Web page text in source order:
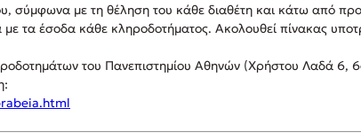
σύμφωνα με τη θέληση του κάθε διαθέτη και κάτω από
τα έσοδα κάθε κληροδοτήματος. Ακολουθεί πίνακας
του Πανεπιστημίου Αθηνών (Χρήστου Λαδά 6,